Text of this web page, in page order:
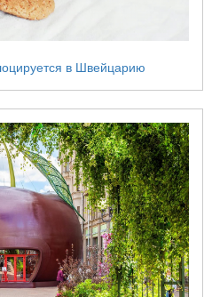
в Швейцарию